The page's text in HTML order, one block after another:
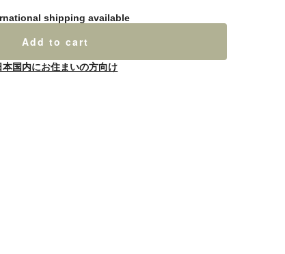
shipping available
Add to cart
本国内にお住まいの方向け